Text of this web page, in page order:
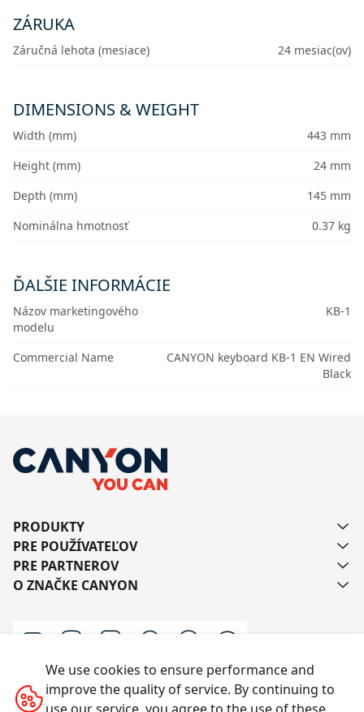
ZÁRUKA
Záručná lehota (mesiace) 24 mesiac(ov)
DIMENSIONS & WEIGHT
Width (mm)
443 mm
Height (mm)
24 mm
Depth (mm)
145 mm
Nominálna hmotnosť
0.37 kg
ĎALŠIE INFORMÁCIE
Názov marketingového
modelu
KB-1
Commercial Name
CANYON keyboard KB-1 EN Wired
Black
PRODUKTY
PRE POUŽÍVATEĽOV
PRE PARTNEROV
O ZNAČKE CANYON
Kontaktujte nás
We use cookies to ensure performance and
improve the quality of service. By continuing to